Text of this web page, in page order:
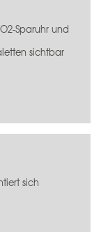
Sparuhr und
sichtbar
sich